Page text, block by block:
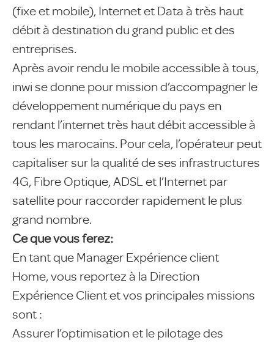
(fixe et mobile), Internet et Data à très haut
débit à destination du grand public et des
entreprises.
Après avoir rendu le mobile accessible à tous,
inwi se donne pour mission d’accompagner le
développement numérique du pays en
rendant l’internet très haut débit accessible à
tous les marocains. Pour cela, l’opérateur peut
capitaliser sur la qualité de ses infrastructures
4G, Fibre Optique, ADSL et l’Internet par
satellite pour raccorder rapidement le plus
grand nombre.
Ce que vous ferez:
En tant que Manager Expérience client
Home, vous reportez à la Direction
Expérience Client et vos principales missions
sont :
Assurer l’optimisation et le pilotage des